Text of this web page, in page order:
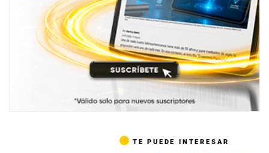
TE PUEDE INTERESAR